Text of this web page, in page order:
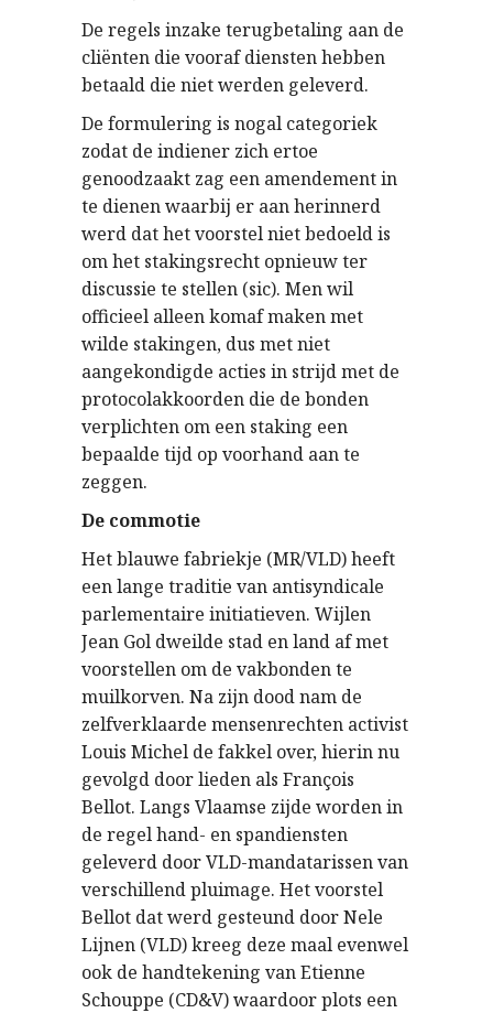
De regels inzake terugbetaling aan de
cliënten die vooraf diensten hebben
betaald die niet werden geleverd.
De formulering is nogal categoriek
zodat de indiener zich ertoe
genoodzaakt zag een amendement in
te dienen waarbij er aan herinnerd
werd dat het voorstel niet bedoeld is
om het stakingsrecht opnieuw ter
discussie te stellen (sic). Men wil
officieel alleen komaf maken met
wilde stakingen, dus met niet
aangekondigde acties in strijd met de
protocolakkoorden die de bonden
verplichten om een staking een
bepaalde tijd op voorhand aan te
zeggen.
De commotie
Het blauwe fabriekje (MR/VLD) heeft
een lange traditie van antisyndicale
parlementaire initiatieven. Wijlen
Jean Gol dweilde stad en land af met
voorstellen om de vakbonden te
muilkorven. Na zijn dood nam de
zelfverklaarde mensenrechten activist
Louis Michel de fakkel over, hierin nu
gevolgd door lieden als François
Bellot. Langs Vlaamse zijde worden in
de regel hand- en spandiensten
geleverd door VLD-mandatarissen van
verschillend pluimage. Het voorstel
Bellot dat werd gesteund door Nele
Lijnen (VLD) kreeg deze maal evenwel
ook de handtekening van Etienne
Schouppe (CD&V) waardoor plots een